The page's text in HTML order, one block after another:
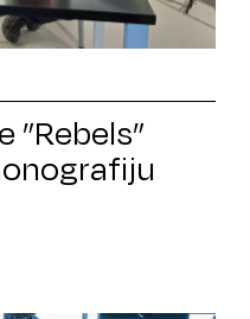
”Rebels”